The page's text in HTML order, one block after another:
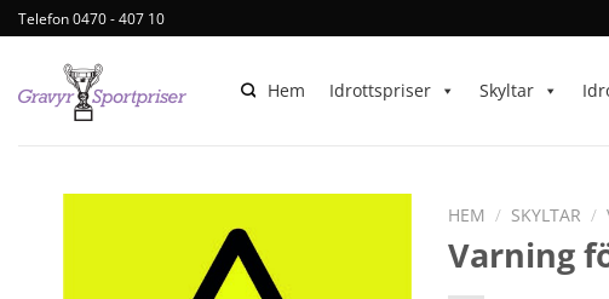
Telefon 0470 - 407 10
Hem Idrottspriser Skyltar
HEM / SKYLTAR /
Varning